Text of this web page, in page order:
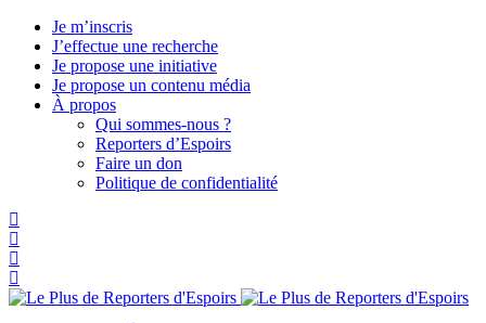
Je m’inscris
J’effectue une recherche
Je propose une initiative
Je propose un contenu média
À propos
Qui sommes-nous ?
Reporters d’Espoirs
Faire un don
Politique de confidentialité